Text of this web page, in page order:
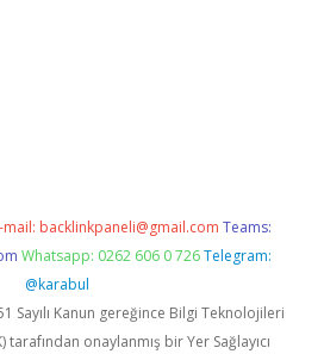
mail: backlinkpaneli@gmail.com Teams:
Whatsapp: 0262 606 0 726 Telegram:
@karabul
Sayılı Kanun gereğince Bilgi Teknolojileri
onaylanmış bir Yer Sağlayıcı